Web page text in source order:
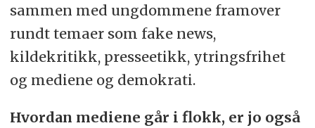
sammen med ungdommene framover
rundt temaer som fake news,
kildekritikk, presseetikk, ytringsfrihet
og mediene og demokrati.
Hvordan mediene går i flokk, er jo også